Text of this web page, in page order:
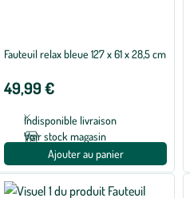
Fauteuil relax bleue 127 x 61 x 28,5 cm
49,99 €
Indisponible livraison
Voir stock magasin
Ajouter au panier